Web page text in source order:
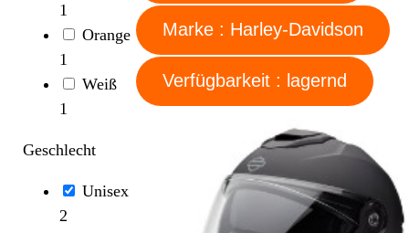
1
Orange
1
Weiß
1
Geschlecht
Unisex
2
Marke : Harley-Davidson
Verfügbarkeit : lagernd